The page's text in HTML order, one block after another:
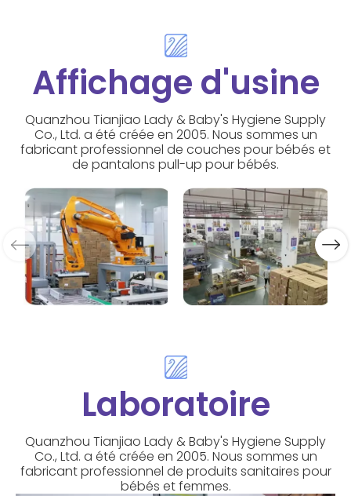
Affichage d'usine
Quanzhou Tianjiao Lady & Baby's Hygiene Supply
Co., Ltd. a été créée en 2005. Nous sommes un
fabricant professionnel de couches pour bébés et
de pantalons pull-up pour bébés.
Laboratoire
Quanzhou Tianjiao Lady & Baby's Hygiene Supply
Co., Ltd. a été créée en 2005. Nous sommes un
fabricant professionnel de produits sanitaires pour
bébés et femmes.